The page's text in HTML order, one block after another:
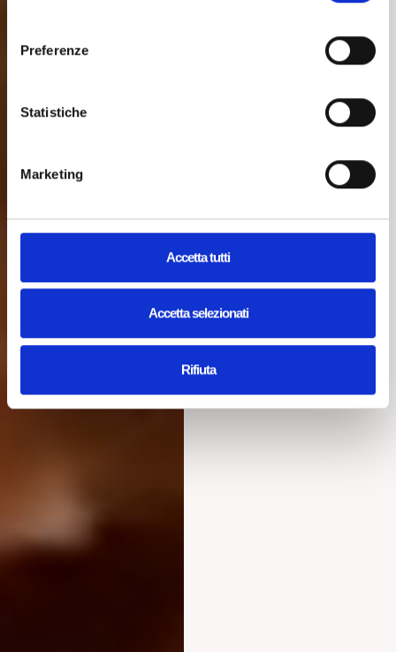
Preferenze
Statistiche
Marketing
Accetta tutti
Accetta selezionati
Rifiuta